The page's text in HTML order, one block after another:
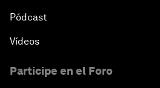
Pódcast
Vídeos
Participe en el Foro